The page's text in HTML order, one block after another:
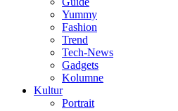
Yummy
Fashion
Trend
Tech-News
Gadgets
Kolumne
Kultur
Portrait